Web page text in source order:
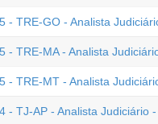
- TRE-GO - Analista
- TRE-MA - Analista
- TRE-MT - Analista
- TJ-AP - Analista Judiciário